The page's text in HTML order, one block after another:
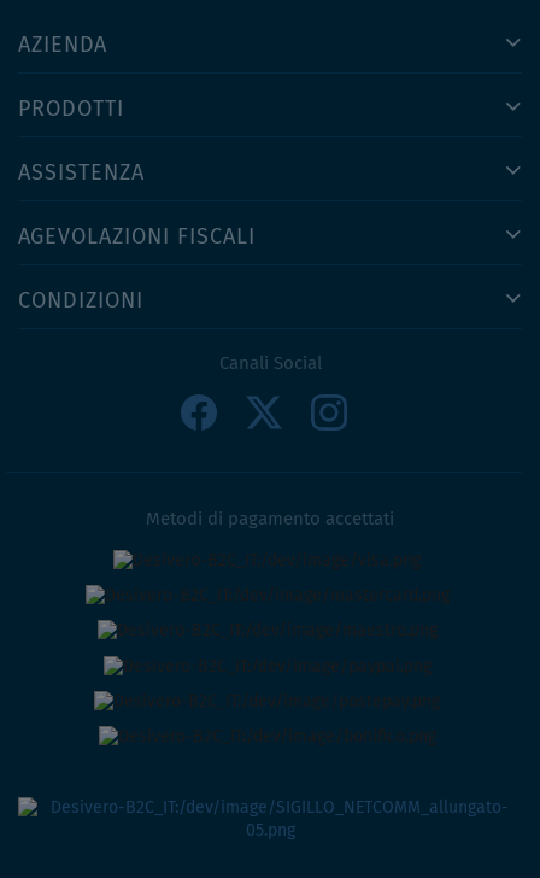
AZIENDA
PRODOTTI
ASSISTENZA
AGEVOLAZIONI FISCALI
CONDIZIONI
Canali Social
Metodi di pagamento accettati